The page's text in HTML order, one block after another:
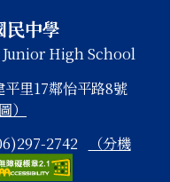
民中學
High School
里17鄰怡平路8號
）
2742
（分機